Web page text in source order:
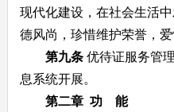
现代化建设，在社会生活
德风尚，珍惜维护荣誉，爱
第九条优待证服务管
息系统开展。
第二章 功 能